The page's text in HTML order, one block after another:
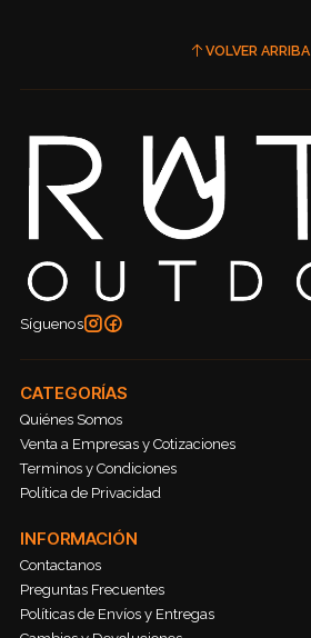
VOLVER ARRIBA
Síguenos
CATEGORÍAS
Quiénes Somos
Venta a Empresas y Cotizaciones
Terminos y Condiciones
Política de Privacidad
INFORMACIÓN
Contactanos
Preguntas Frecuentes
Políticas de Envíos y Entregas